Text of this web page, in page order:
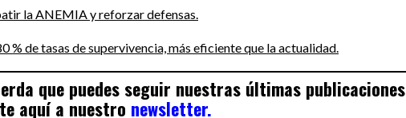
la ANEMIA y reforzar defensas.
% de tasas de supervivencia, más eficiente que la actualidad.
que puedes seguir nuestras últimas publicaciones
aquí a nuestro newsletter.